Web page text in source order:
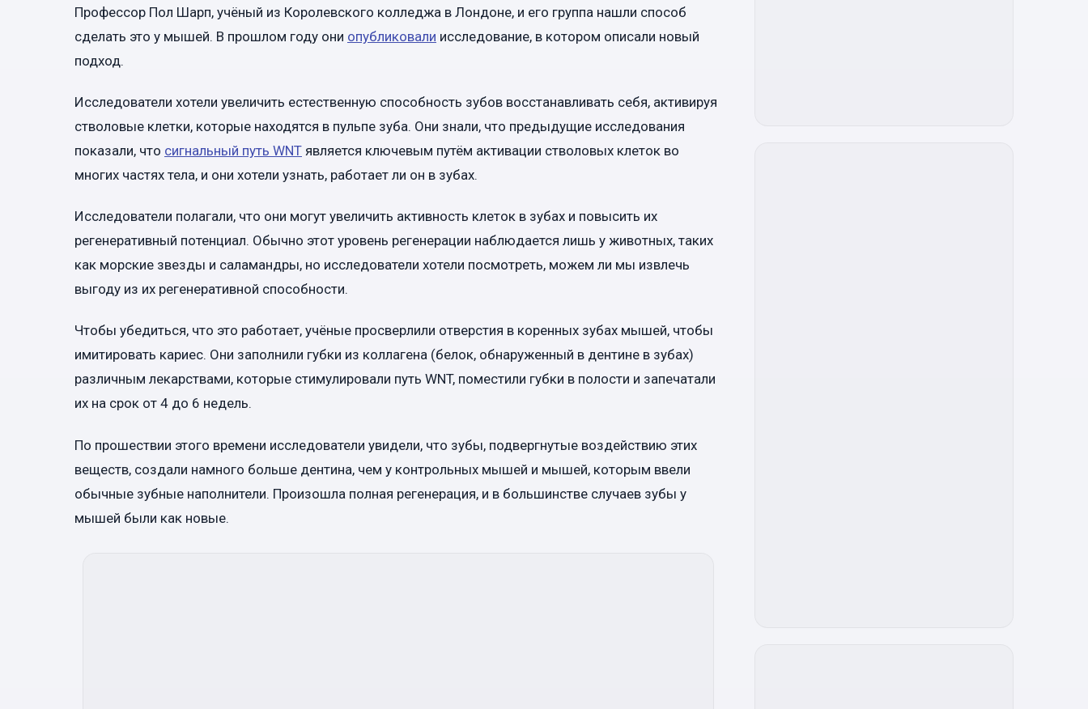
Профессор Пол Шарп, учёный из Королевского колледжа в Лондоне, и его группа нашли способ
сделать это у мышей. В прошлом году они опубликовали исследование, в котором описали новый
подход.
Исследователи хотели увеличить естественную способность зубов восстанавливать себя, активируя
стволовые клетки, которые находятся в пульпе зуба. Они знали, что предыдущие исследования
показали, что сигнальный путь WNT является ключевым путём активации стволовых клеток во
многих частях тела, и они хотели узнать, работает ли он в зубах.
Исследователи полагали, что они могут увеличить активность клеток в зубах и повысить их
регенеративный потенциал. Обычно этот уровень регенерации наблюдается лишь у животных, таких
как морские звезды и саламандры, но исследователи хотели посмотреть, можем ли мы извлечь
выгоду из их регенеративной способности.
Чтобы убедиться, что это работает, учёные просверлили отверстия в коренных зубах мышей, чтобы
имитировать кариес. Они заполнили губки из коллагена (белок, обнаруженный в дентине в зубах)
различным лекарствами, которые стимулировали путь WNT, поместили губки в полости и запечатали
их на срок от 4 до 6 недель.
По прошествии этого времени исследователи увидели, что зубы, подвергнутые воздействию этих
веществ, создали намного больше дентина, чем у контрольных мышей и мышей, которым ввели
обычные зубные наполнители. Произошла полная регенерация, и в большинстве случаев зубы у
мышей были как новые.